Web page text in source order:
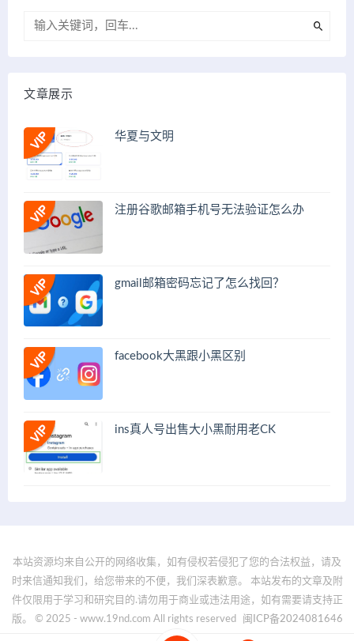
文章展示
华夏与文明
注册谷歌邮箱手机号无法验证怎么办
gmail邮箱密码忘记了怎么找回？
facebook大黑跟小黑区别
ins真人号出售大小黑耐用老CK
本站资源均来自公开的网络收集，如有侵权若侵犯了您的合法权益，请及
时来信通知我们，给您带来的不便，我们深表歉意。 本站发布的文章及附
件仅限用于学习和研究目的.请勿用于商业或违法用途，如有需要请支持正
版。 © 2025 - www.19nd.com All rights reserved
闽ICP备2024081646
号-1